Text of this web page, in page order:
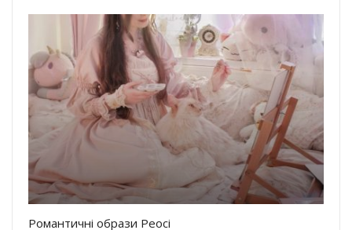
Романтичні образи Реосі